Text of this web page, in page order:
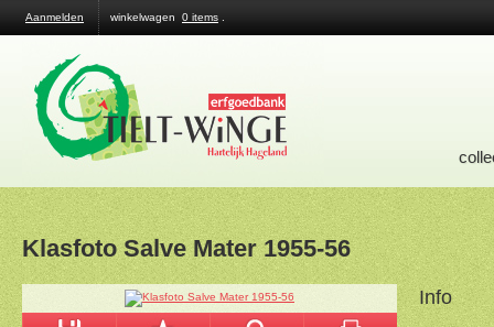
Aanmelden winkelwagen 0 items
Klasfoto Salve Mater 1955-56
Info